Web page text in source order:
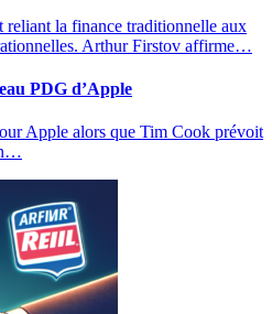
reliant la finance traditionnelle aux
Arthur Firstov affirme…
PDG d’Apple
Apple alors que Tim Cook prévoit